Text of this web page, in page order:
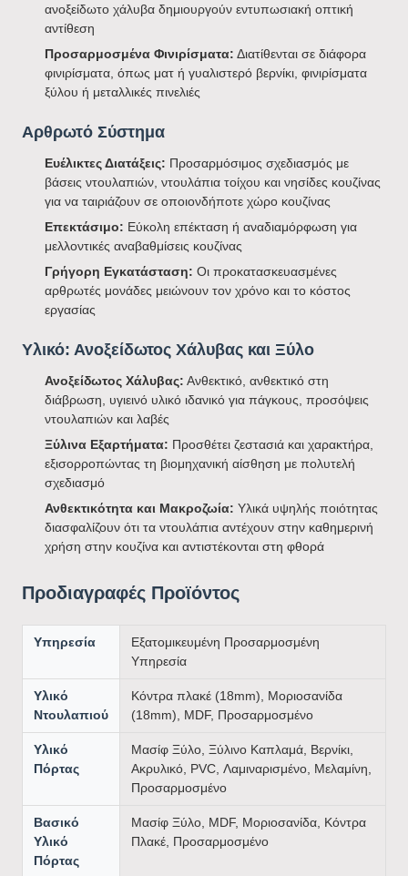
ανοξείδωτο χάλυβα δημιουργούν εντυπωσιακή οπτική
αντίθεση
Προσαρμοσμένα Φινιρίσματα: Διατίθενται σε διάφορα
φινιρίσματα, όπως ματ ή γυαλιστερό βερνίκι, φινιρίσματα
ξύλου ή μεταλλικές πινελιές
Αρθρωτό Σύστημα
Ευέλικτες Διατάξεις: Προσαρμόσιμος σχεδιασμός με
βάσεις ντουλαπιών, ντουλάπια τοίχου και νησίδες κουζίνας
για να ταιριάζουν σε οποιονδήποτε χώρο κουζίνας
Επεκτάσιμο: Εύκολη επέκταση ή αναδιαμόρφωση για
μελλοντικές αναβαθμίσεις κουζίνας
Γρήγορη Εγκατάσταση: Οι προκατασκευασμένες
αρθρωτές μονάδες μειώνουν τον χρόνο και το κόστος
εργασίας
Υλικό: Ανοξείδωτος Χάλυβας και Ξύλο
Ανοξείδωτος Χάλυβας: Ανθεκτικό, ανθεκτικό στη
διάβρωση, υγιεινό υλικό ιδανικό για πάγκους, προσόψεις
ντουλαπιών και λαβές
Ξύλινα Εξαρτήματα: Προσθέτει ζεστασιά και χαρακτήρα,
εξισορροπώντας τη βιομηχανική αίσθηση με πολυτελή
σχεδιασμό
Ανθεκτικότητα και Μακροζωία: Υλικά υψηλής ποιότητας
διασφαλίζουν ότι τα ντουλάπια αντέχουν στην καθημερινή
χρήση στην κουζίνα και αντιστέκονται στη φθορά
Προδιαγραφές Προϊόντος
Υπηρεσία
Εξατομικευμένη Προσαρμοσμένη
Υπηρεσία
Υλικό
Ντουλαπιού
Κόντρα πλακέ (18mm), Μοριοσανίδα
(18mm), MDF, Προσαρμοσμένο
Υλικό
Πόρτας
Μασίφ Ξύλο, Ξύλινο Καπλαμά, Βερνίκι,
Ακρυλικό, PVC, Λαμιναρισμένο, Μελαμίνη,
Προσαρμοσμένο
Βασικό
Υλικό
Πόρτας
Μασίφ Ξύλο, MDF, Μοριοσανίδα, Κόντρα
Πλακέ, Προσαρμοσμένο